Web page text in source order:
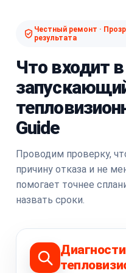
Честный ремонт ·
результата
Что входит
Guide
Проводим проверку,
причину отказа и не
помогает точнее
назвать сроки.